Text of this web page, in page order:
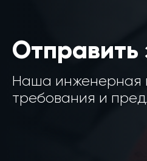
Отправить
Наша инженерная
требования и